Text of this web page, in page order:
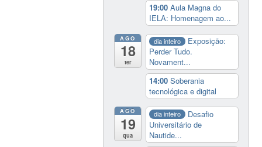
19:00Aula Magna do
IELA: Homenagem ao...
AGO
18
ter
dia inteiro
Exposição:
Perder Tudo.
Novament...
14:00Soberania
tecnológica e digital
AGO
19
qua
dia inteiro
Desafio
Universitário de
Nautide...